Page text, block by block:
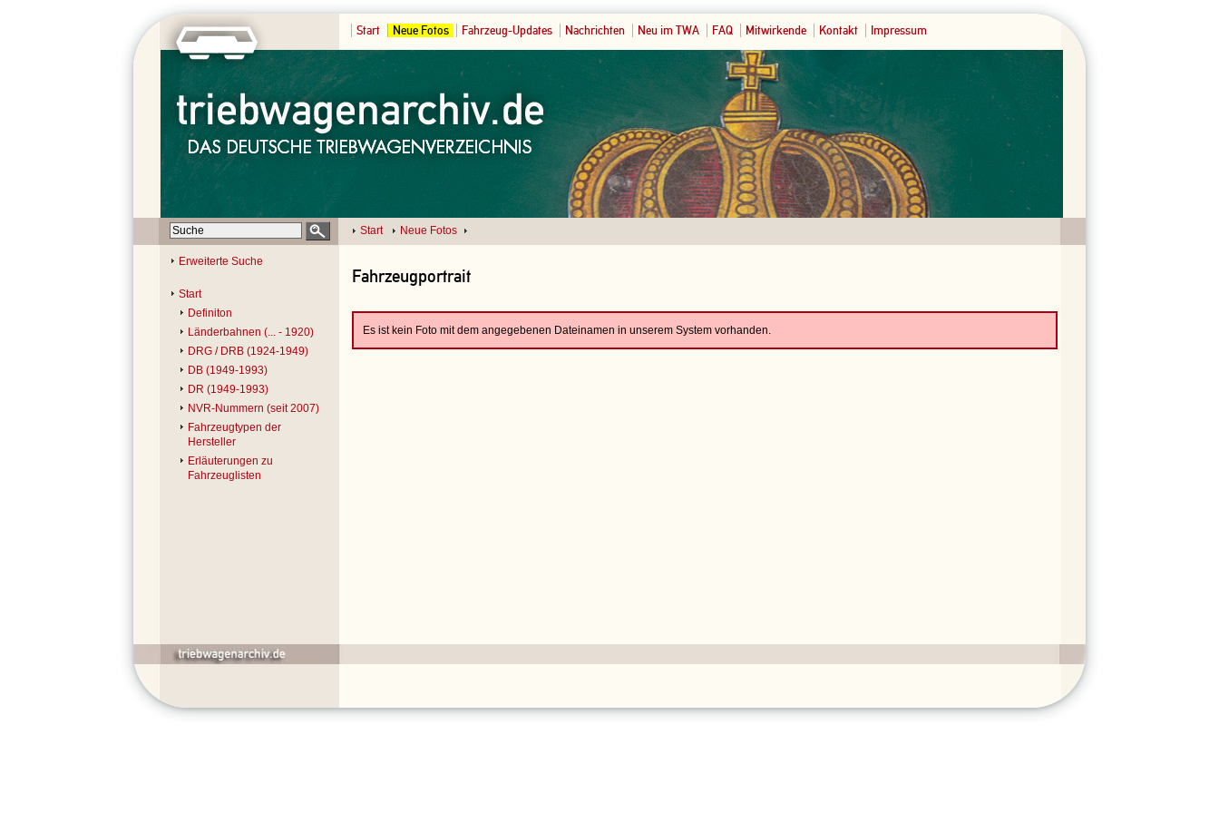
Start Neue Fotos Fahrzeug-Updates Nachrichten Neu im TWA FAQ Mitwirkende Kontakt Impressum
Start Neue Fotos
Erweiterte Suche
Start
Definiton
Länderbahnen (... - 1920)
DRG / DRB (1924-1949)
DB (1949-1993)
DR (1949-1993)
NVR-Nummern (seit 2007)
Fahrzeugtypen der
Hersteller
Erläuterungen zu
Fahrzeuglisten
Fahrzeugportrait
Es ist kein Foto mit dem angegebenen Dateinamen in unserem System vorhanden.